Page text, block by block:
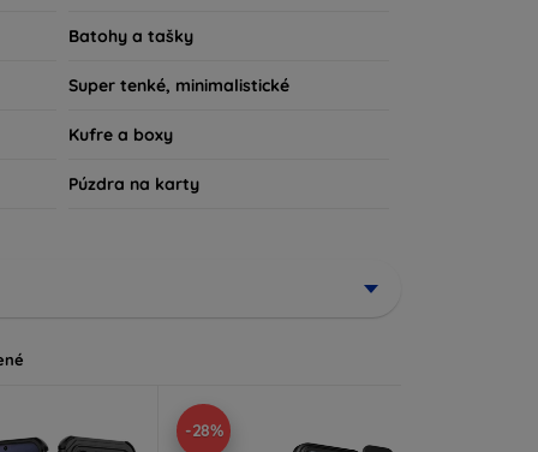
Batohy a tašky
Super tenké, minimalistické
Kufre a boxy
Púzdra na karty
-28%